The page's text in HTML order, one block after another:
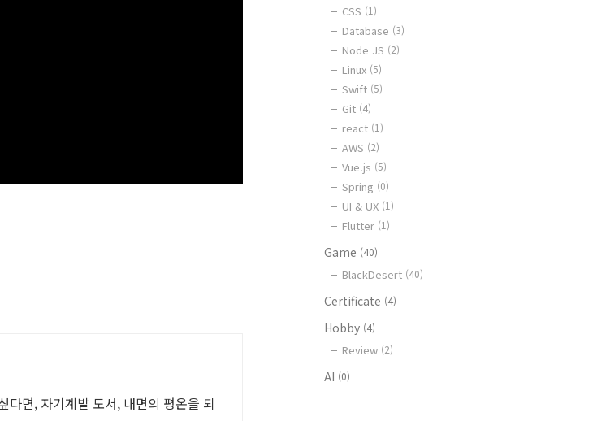
다면, 자기계발 도서, 내면의 평온을 되
CSS (1)
Database (3)
Node JS (2)
Linux (5)
Swift (5)
Git (4)
react (1)
AWS (2)
Vue.js (5)
Spring (0)
UI & UX (1)
Flutter (1)
Game (40)
BlackDesert (40)
Certificate (4)
Hobby (4)
Review (2)
AI (0)